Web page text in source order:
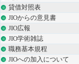
貸借対照表
JIOからの意見書
JIO広報
JIO学術雑誌
職務基本規程
JIOへの加入について